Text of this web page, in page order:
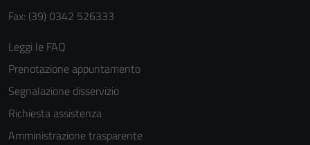
Fax: (39) 0342 526333
Leggi le FAQ
Prenotazione appuntamento
Segnalazione disservizio
Richiesta assistenza
Amministrazione trasparente